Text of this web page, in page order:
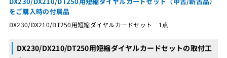
をご購入時の付属品
DX230/DX210/DT250用短縮ダイヤルカードセット 1点
DX230/DX210/DT250用短縮ダイヤルカードセットの取付工